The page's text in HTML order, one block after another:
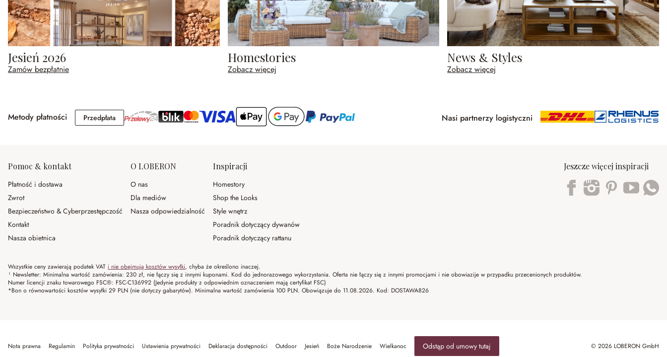
Jesień 2026
Zamów bezpłatnie
Homestories
Zobacz więcej
News & Styles
Zobacz więcej
Metody płatności PrzedpłataPrzedpłata Nasi partnerzy logistyczni
Pomoc & kontakt
Płatność i dostawa
Zwrot
Bezpieczeństwo & Cyberprzestępczość
Kontakt
Nasza obietnica
O LOBERON
O nas
Dla mediów
Nasza odpowiedzialność
Inspiracji
Homestory
Shop the Looks
Style wnętrz
Poradnik dotyczący dywanów
Poradnik dotyczący rattanu
Jeszcze więcej inspiracji
Wszystkie ceny zawierają podatek VAT i nie obejmują kosztów wysyłki, chyba że określono inaczej.
¹ Newsletter: Minimalna wartość zamówienia: 230 zł, nie łączy się z innymi kuponami. Kod do jednorazowego wykorzystania. Oferta nie łączy się z innymi promocjami i nie obowiazije w przypadku przecenionych produktów.
Numer licencji znaku towarowego FSC®: FSC-C136992 (Jedynie produkty z odpowiednim oznaczeniem mają certyfikat FSC)
*Bon o równowartości kosztów wysyłki 29 PLN (nie dotyczy gabarytów). Minimalna wartość zamówienia 100 PLN. Obowiązuje do 11.08.2026. Kod: DOSTAWA826
Nota prawna Regulamin Polityka prywatności Ustawienia prywatności Deklaracja dostępności Outdoor Jesień Boże Narodzenie Wielkanoc Odstąp od umowy tutaj © 2026 LOBERON GmbH